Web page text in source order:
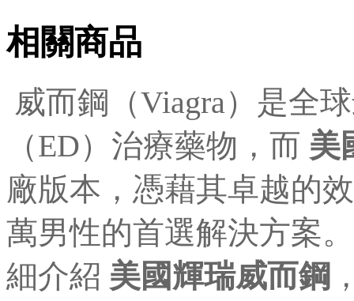
相關商品
威而鋼（Viagra）是全
（ED）治療藥物，而 美
廠版本，憑藉其卓越的
萬男性的首選解決方案
細介紹 美國輝瑞威而鋼